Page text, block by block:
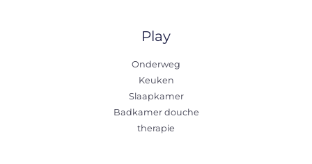
Play
Onderweg
Keuken
Slaapkamer
Badkamer douche
therapie